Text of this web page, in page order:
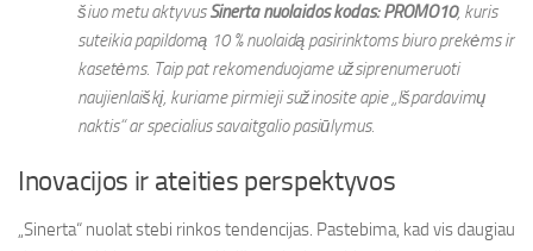
šiuo metu aktyvusSinerta nuolaidos kodas: PROMO10, kuris
suteikia papildomą 10 % nuolaidą pasirinktoms biuro prekėms ir
kasetėms. Taip pat rekomenduojame užsiprenumeruoti
naujienlaiškį, kuriame pirmieji sužinosite apie „Išpardavimų
naktis“ ar specialius savaitgalio pasiūlymus.
Inovacijos ir ateities perspektyvos
„Sinerta“ nuolat stebi rinkos tendencijas. Pastebima, kad vis daugiau